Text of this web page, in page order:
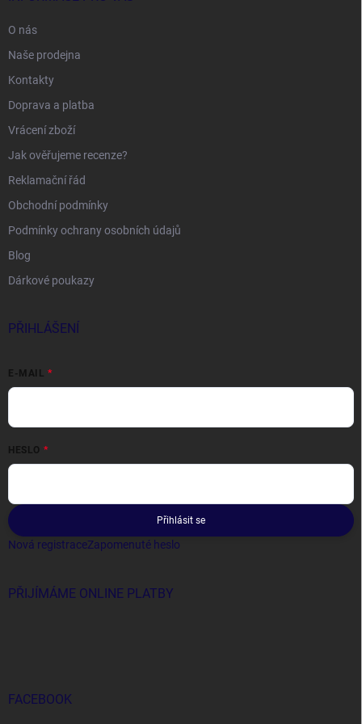
O nás
Naše prodejna
Kontakty
Doprava a platba
Vrácení zboží
Jak ověřujeme recenze?
Reklamační řád
Obchodní podmínky
Podmínky ochrany osobních údajů
Blog
Dárkové poukazy
PŘIHLÁŠENÍ
E-MAIL
HESLO
Přihlásit se
Nová registraceZapomenuté heslo
PŘIJÍMÁME ONLINE PLATBY
FACEBOOK